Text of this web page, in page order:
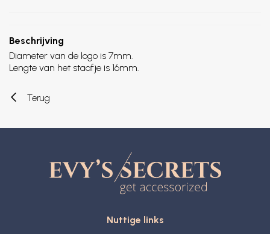
Beschrijving
Diameter van de logo is 7mm.
Lengte van het staafje is 16mm.
Terug
Nuttige links